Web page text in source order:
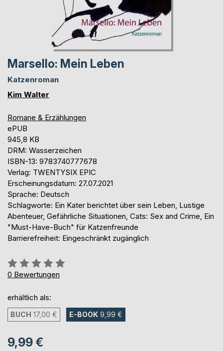
Marsello: Mein Leben
Katzenroman
Kim Walter
Romane & Erzählungen
ePUB
945,8 KB
DRM: Wasserzeichen
ISBN-13: 9783740777678
Verlag: TWENTYSIX EPIC
Erscheinungsdatum: 27.07.2021
Sprache: Deutsch
Schlagworte: Ein Kater berichtet über sein Leben, Lustige
Abenteuer, Gefährliche Situationen, Cats: Sex and Crime, Ein
"Must-Have-Buch" für Katzenfreunde
Barrierefreiheit: Eingeschränkt zugänglich
Bewertung::
0%
0 Bewertungen
erhältlich als:
BUCH 17,00 € E-BOOK 9,99 €
9,99 €